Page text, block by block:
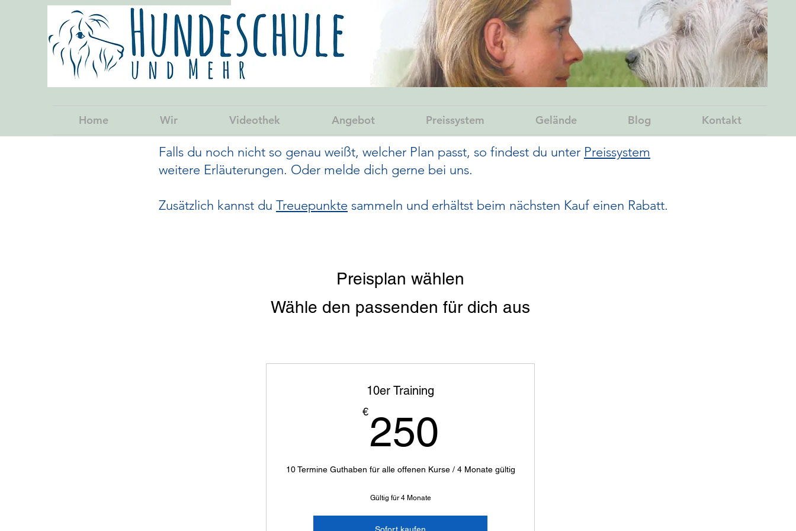
Home Wir Videothek Angebot Preissystem Gelände Blog Kontakt
Preisplan wählen
Wähle den passenden für dich aus
10er Training
€ 250
10 Termine Guthaben für alle offenen Kurse / 4 Monate gültig
Gültig für 4 Monate
Falls du noch nicht so genau weißt, welcher Plan passt, so findest du unter Preissystem
weitere Erläuterungen. Oder melde dich gerne bei uns.
Zusätzlich kannst du Treuepunkte sammeln und erhältst beim nächsten Kauf einen Rabatt.